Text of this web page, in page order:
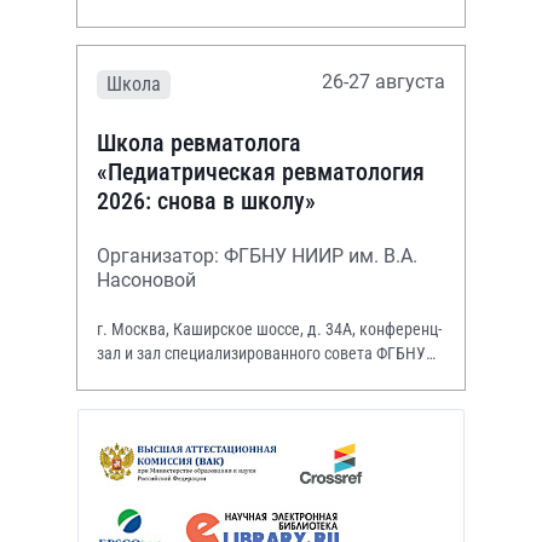
Школа 26-27 августа
Школа ревматолога
«Педиатрическая ревматология
2026: снова в школу»
Организатор: ФГБНУ НИИР им. В.А.
Насоновой
г. Москва, Каширское шоссе, д. 34А, конференц-
зал и зал специализированного совета ФГБНУ